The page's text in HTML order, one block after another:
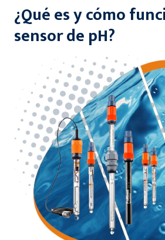
¿Qué es y cómo
sensor de pH?